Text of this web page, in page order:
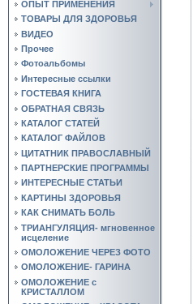
ОПЫТ ПРИМЕНЕНИЯ
ТОВАРЫ ДЛЯ ЗДОРОВЬЯ
ВИДЕО
Прочее
Фотоальбомы
Интересные ссылки
ГОСТЕВАЯ КНИГА
ОБРАТНАЯ СВЯЗЬ
КАТАЛОГ СТАТЕЙ
КАТАЛОГ ФАЙЛОВ
ЦИТАТНИК ПРАВОСЛАВНЫЙ
ПАРТНЕРСКИЕ ПРОГРАММЫ
ИНТЕРЕСНЫЕ СТАТЬИ
КАРТИНЫ ЗДОРОВЬЯ
КАК СНИМАТЬ БОЛЬ
ТРИАНГУЛЯЦИЯ- мгновенное
исцеление
ОМОЛОЖЕНИЕ ЧЕРЕЗ ФОТО
ОМОЛОЖЕНИЕ- ГАРИНА
ОМОЛОЖЕНИЕ с
КРИСТАЛЛОМ